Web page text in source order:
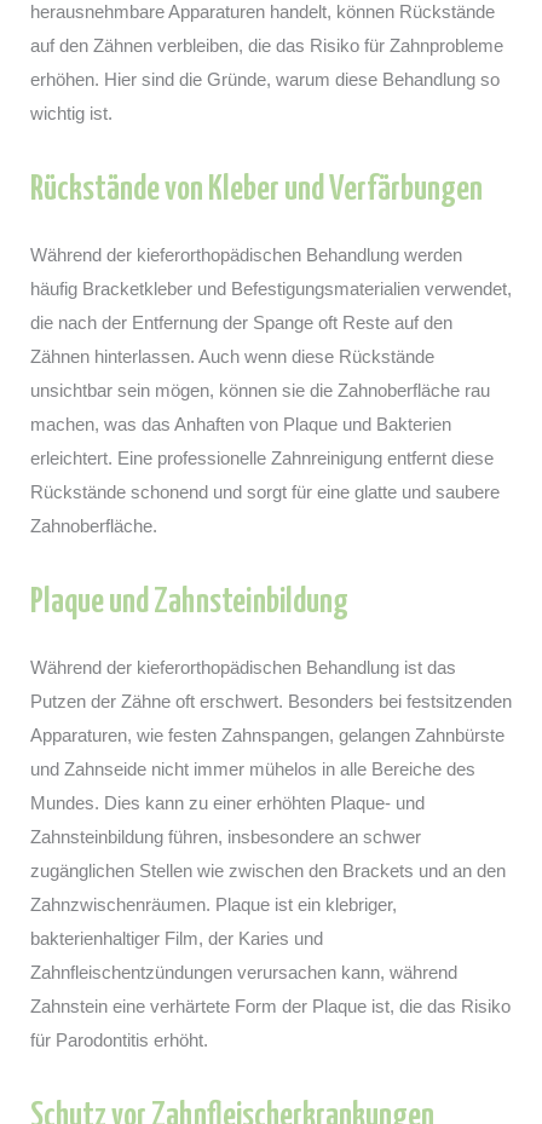
herausnehmbare Apparaturen handelt, können Rückstände
auf den Zähnen verbleiben, die das Risiko für Zahnprobleme
erhöhen. Hier sind die Gründe, warum diese Behandlung so
wichtig ist.
Rückstände von Kleber und Verfärbungen
Während der kieferorthopädischen Behandlung werden
häufig Bracketkleber und Befestigungsmaterialien verwendet,
die nach der Entfernung der Spange oft Reste auf den
Zähnen hinterlassen. Auch wenn diese Rückstände
unsichtbar sein mögen, können sie die Zahnoberfläche rau
machen, was das Anhaften von Plaque und Bakterien
erleichtert. Eine professionelle Zahnreinigung entfernt diese
Rückstände schonend und sorgt für eine glatte und saubere
Zahnoberfläche.
Plaque und Zahnsteinbildung
Während der kieferorthopädischen Behandlung ist das
Putzen der Zähne oft erschwert. Besonders bei festsitzenden
Apparaturen, wie festen Zahnspangen, gelangen Zahnbürste
und Zahnseide nicht immer mühelos in alle Bereiche des
Mundes. Dies kann zu einer erhöhten Plaque- und
Zahnsteinbildung führen, insbesondere an schwer
zugänglichen Stellen wie zwischen den Brackets und an den
Zahnzwischenräumen. Plaque ist ein klebriger,
bakterienhaltiger Film, der Karies und
Zahnfleischentzündungen verursachen kann, während
Zahnstein eine verhärtete Form der Plaque ist, die das Risiko
für Parodontitis erhöht.
Schutz vor Zahnfleischerkrankungen